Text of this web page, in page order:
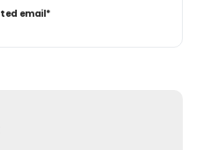
email*